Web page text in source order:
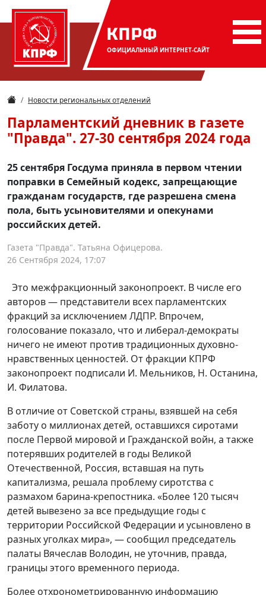
КПРФ
ОФИЦИАЛЬНЫЙ ИНТЕРНЕТ-САЙТ
Новости региональных отделений
Парламентский дневник в газете
"Правда". 27-30 сентября 2024 года
25 сентября Госдума приняла в первом чтении
поправки в Семейный кодекс, запрещающие
гражданам государств, где разрешена смена
пола, быть усыновителями и опекунами
российских детей.
Газета "Правда". Татьяна Офицерова.
26 Сентября 2024, 17:07
Это межфракционный законопроект. В числе его
авторов — представители всех парламентских
фракций за исключением ЛДПР. Впрочем,
голосование показало, что и либерал-демократы
ничего не имеют против традиционных духовно-
нравственных ценностей. От фракции КПРФ
законопроект подписали И. Мельников, Н. Останина,
И. Филатова.
В отличие от Советской страны, взявшей на себя
заботу о миллионах детей, оставшихся сиротами
после Первой мировой и Гражданской войн, а также
потерявших родителей в годы Великой
Отечественной, Россия, вставшая на путь
капитализма, решала проблему сиротства с
размахом барина-крепостника. «Более 120 тысяч
детей вывезено за все предыдущие годы с
территории Российской Федерации и усыновлено в
разных уголках мира», — сообщил председатель
палаты Вячеслав Володин, не уточнив, правда,
границы этого временного периода.
Более отхронометрированную информацию